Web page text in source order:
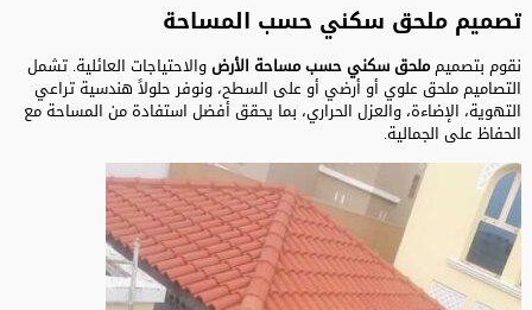
تصميم ملحق سكني حسب المساحة
نقوم بتصميمملحق سكني حسب مساحة الأرضوالاحتياجات العائلية. تشمل
التصاميم ملحق علوي أو أرضي أو على السطح، ونوفر حلولاً هندسية تراعي
التهوية، الإضاءة، والعزل الحراري، بما يحقق أفضل استفادة من المساحة مع
الحفاظ على الجمالية.